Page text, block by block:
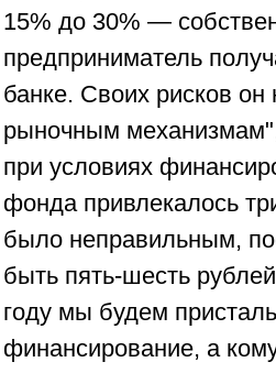
15% до 30% —
предприниматель
банке. Своих рисков
рыночным
при условиях
фонда привлекалось
было неправильным,
быть пять-шесть
году мы будем
финансирование, а